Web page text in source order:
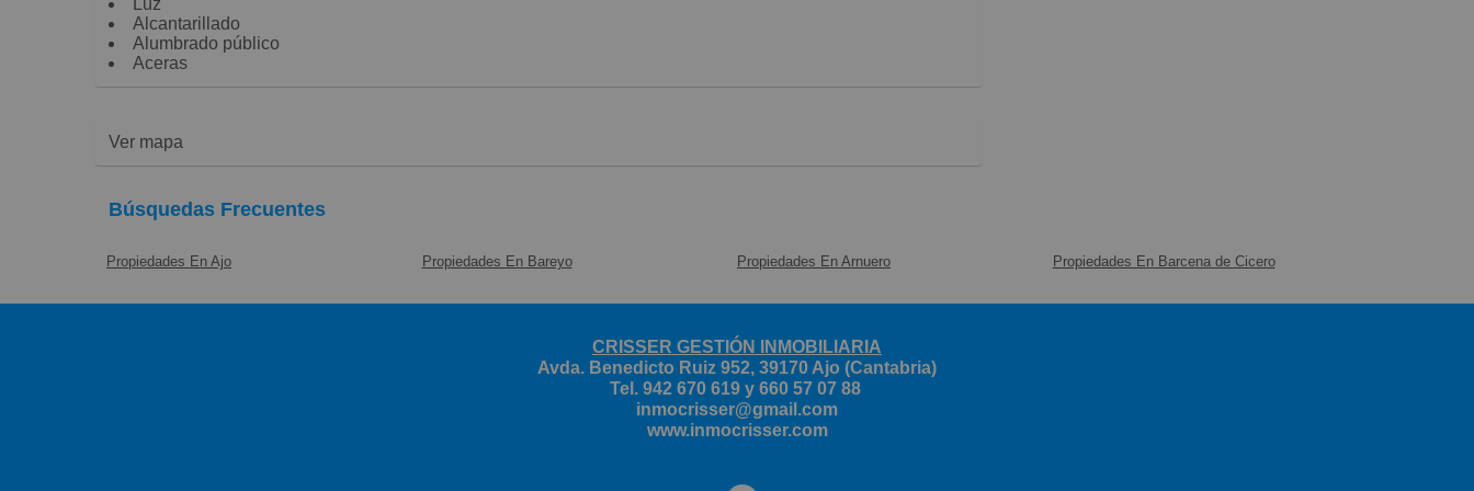
Alcantarillado
Alumbrado público
Aceras
Ver mapa
Búsquedas Frecuentes
Propiedades En Ajo Propiedades En Bareyo Propiedades En Arnuero Propiedades En Barcena de Cicero
CRISSER GESTIÓN INMOBILIARIA
Avda. Benedicto Ruiz 952, 39170 Ajo (Cantabria)
Tel. 942 670 619 y 660 57 07 88
inmocrisser@gmail.com
www.inmocrisser.com